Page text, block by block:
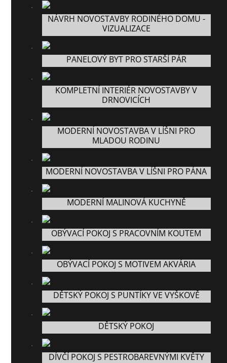
NÁVRH NOVOSTAVBY RODINÉHO DOMU -
VIZUALIZACE
PANELOVÝ BYT PRO STARŠÍ PÁR
KOMPLETNÍ INTERIÉR NOVOSTAVBY V
DRNOVICÍCH
MODERNÍ NOVOSTAVBA V LÍŠNI PRO
MLADOU RODINU
MODERNÍ NOVOSTAVBA V LÍŠNI PRO PÁNA
MODERNÍ MALINOVÁ KUCHYNĚ
OBÝVACÍ POKOJ S PRACOVNÍM KOUTEM
OBÝVACÍ POKOJ S MOTIVEM AKVÁRIA
DĚTSKÝ POKOJ S PUNTÍKY VE VYŠKOVĚ
DĚTSKÝ POKOJ
DÍVČÍ POKOJ S PESTROBAREVNÝMI KVĚTY